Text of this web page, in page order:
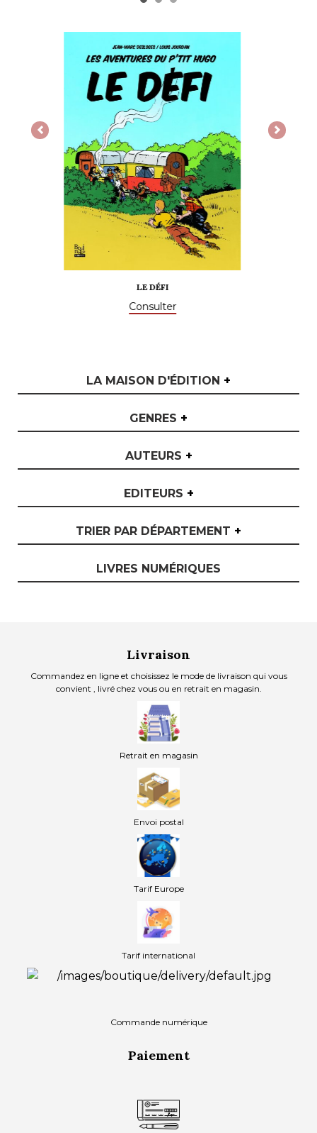
LA MAISON D'ÉDITION +
GENRES +
AUTEURS +
EDITEURS +
TRIER PAR DÉPARTEMENT +
LIVRES NUMÉRIQUES
Previous Next
CARABISTOUILLE !
Consulter
Livraison
Commandez en ligne et choisissez le mode de livraison qui vous
convient , livré chez vous ou en retrait en magasin.
Retrait en magasin
Envoi postal
Tarif Europe
Tarif international
Commande numérique
Paiement